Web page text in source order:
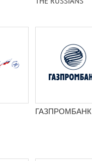
ГАЗПРОМБАНК